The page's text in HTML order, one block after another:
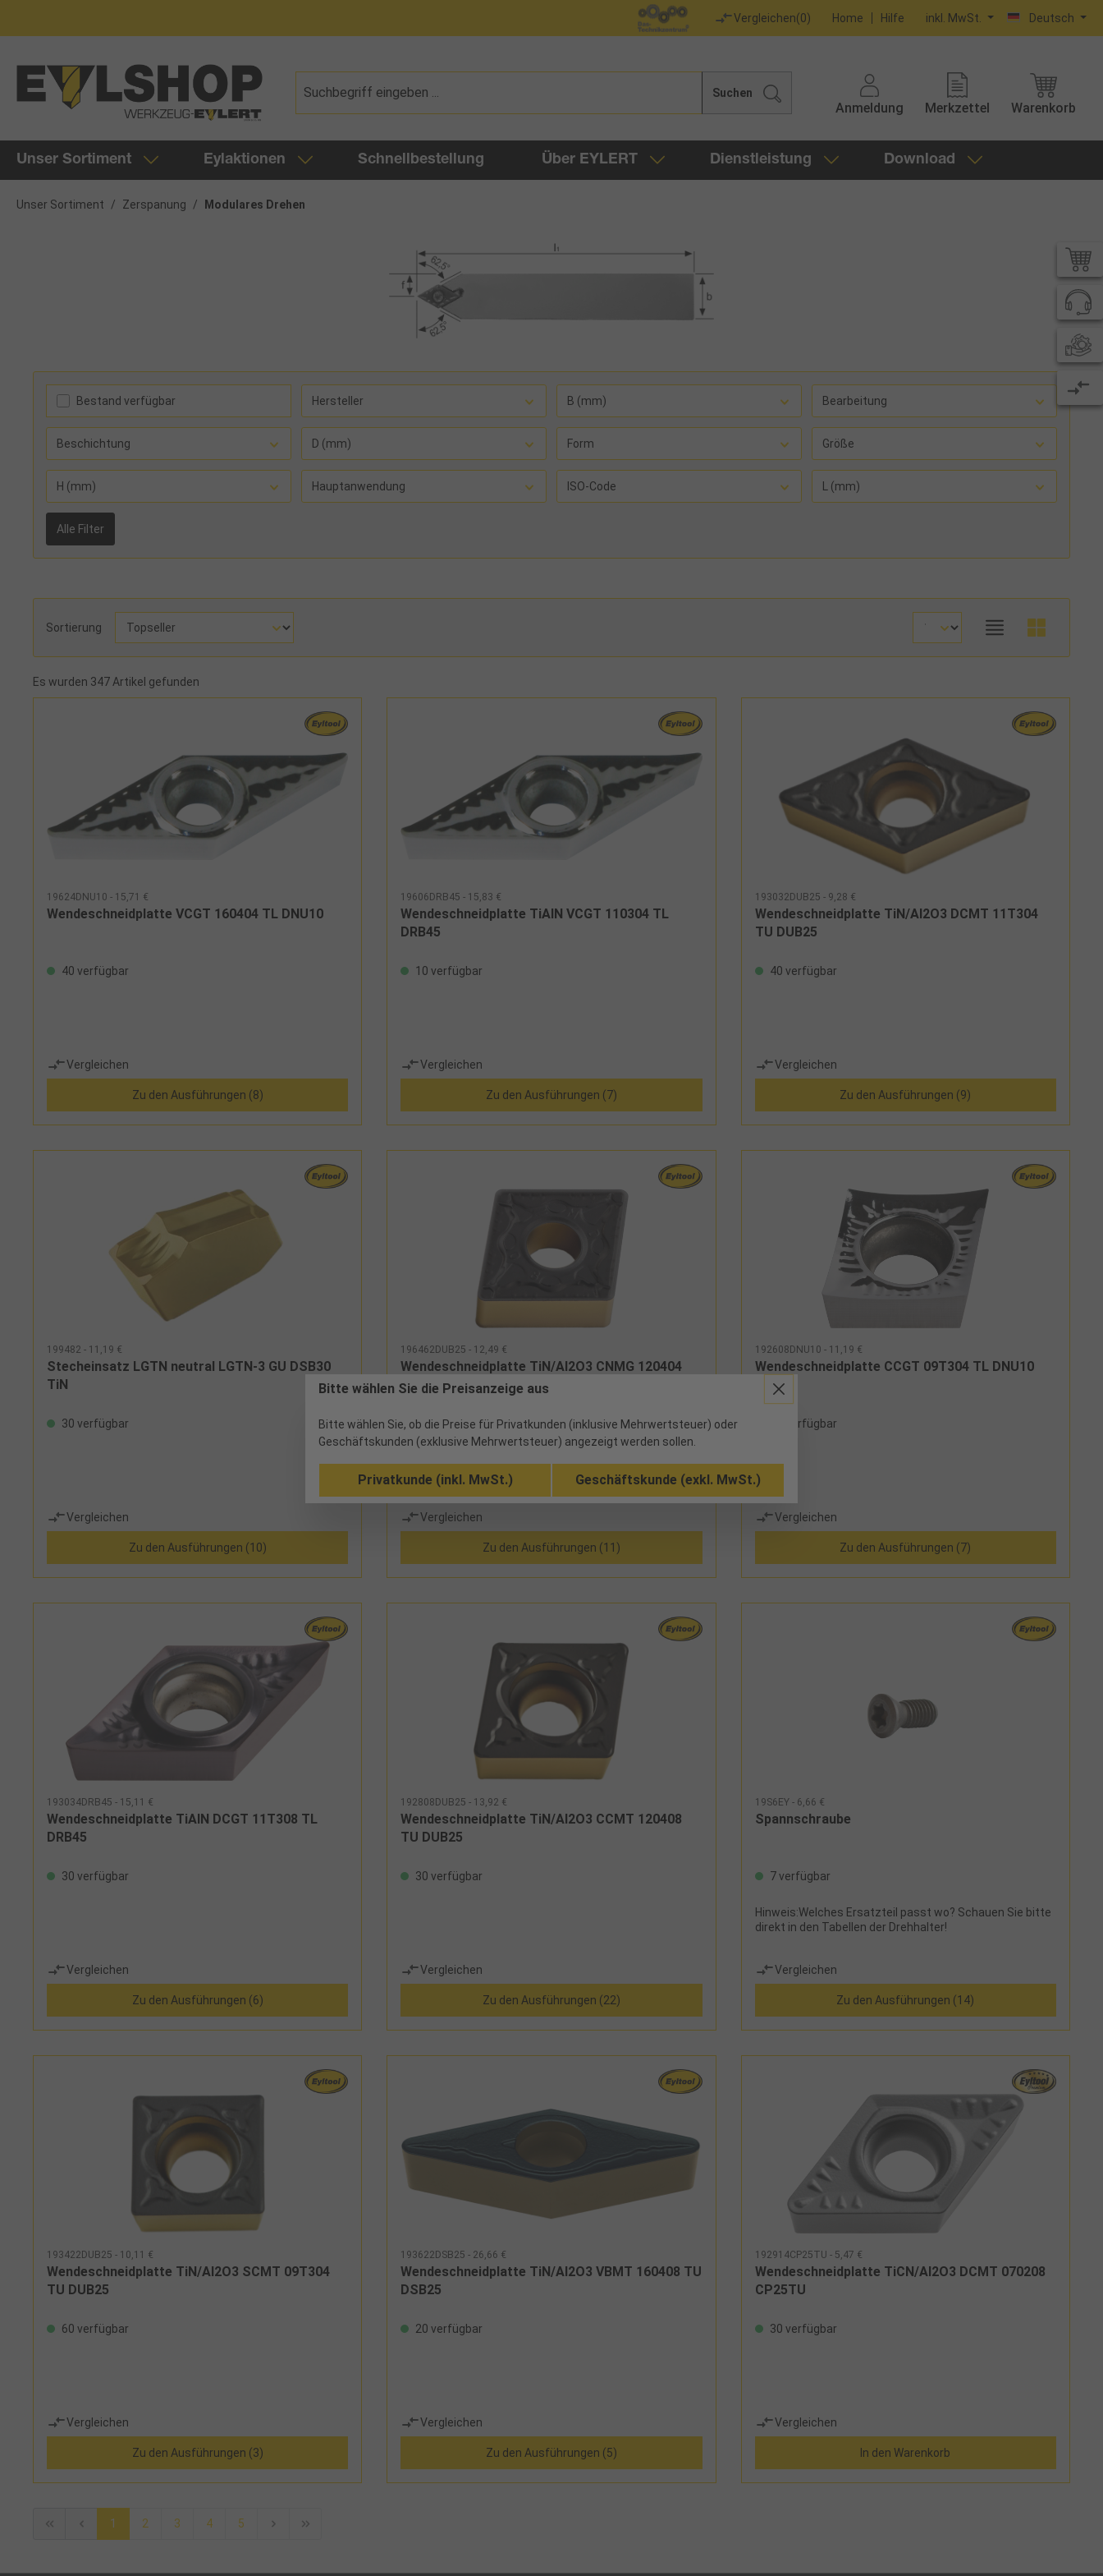
Vergleichen(0) Home Hilfe inkl. MwSt. Deutsch
Suchen
Anmeldung Merkzettel Warenkorb
Unser Sortiment Eylaktionen Schnellbestellung Über EYLERT Dienstleistung Download
Unser Sortiment / Zerspanung / Modulares Drehen
Bestand verfügbar Hersteller B (mm) Bearbeitung
Beschichtung D (mm) Form Größe
H (mm) Hauptanwendung ISO-Code L (mm)
Alle Filter
Sortierung
Es wurden 347 Artikel gefunden
19624DNU10 - 15,71 €
Wendeschneidplatte VCGT 160404 TL DNU10
40 verfügbar
Vergleichen
Zu den Ausführungen (8)
19606DRB45 - 15,83 €
Wendeschneidplatte TiAlN VCGT 110304 TL
DRB45
10 verfügbar
Vergleichen
Zu den Ausführungen (7)
193032DUB25 - 9,28 €
Wendeschneidplatte TiN/Al2O3 DCMT 11T304
TU DUB25
40 verfügbar
Vergleichen
Zu den Ausführungen (9)
199482 - 11,19 €
Stecheinsatz LGTN neutral LGTN-3 GU DSB30
TiN
30 verfügbar
Vergleichen
Zu den Ausführungen (10)
196462DUB25 - 12,49 €
Wendeschneidplatte TiN/Al2O3 CNMG 120404
TU DUB25
60 verfügbar
Vergleichen
Zu den Ausführungen (11)
192608DNU10 - 11,19 €
Wendeschneidplatte CCGT 09T304 TL DNU10
30 verfügbar
Vergleichen
Zu den Ausführungen (7)
193034DRB45 - 15,11 €
Wendeschneidplatte TiAlN DCGT 11T308 TL
DRB45
30 verfügbar
Vergleichen
Zu den Ausführungen (6)
192808DUB25 - 13,92 €
Wendeschneidplatte TiN/Al2O3 CCMT 120408
TU DUB25
30 verfügbar
Vergleichen
Zu den Ausführungen (22)
19S6EY - 6,66 €
Spannschraube
7 verfügbar
Hinweis:Welches Ersatzteil passt wo? Schauen Sie bitte
direkt in den Tabellen der Drehhalter!
Vergleichen
Zu den Ausführungen (14)
193422DUB25 - 10,11 €
Wendeschneidplatte TiN/Al2O3 SCMT 09T304
TU DUB25
60 verfügbar
Vergleichen
Zu den Ausführungen (3)
193622DSB25 - 26,66 €
Wendeschneidplatte TiN/Al2O3 VBMT 160408 TU
DSB25
20 verfügbar
Vergleichen
Zu den Ausführungen (5)
192914CP25TU - 5,47 €
Wendeschneidplatte TiCN/Al2O3 DCMT 070208
CP25TU
30 verfügbar
Vergleichen
In den Warenkorb
1 2 3 4 5
Bitte wählen Sie die Preisanzeige aus
Bitte wählen Sie, ob die Preise für Privatkunden (inklusive Mehrwertsteuer) oder
Geschäftskunden (exklusive Mehrwertsteuer) angezeigt werden sollen.
Privatkunde (inkl. MwSt.) Geschäftskunde (exkl. MwSt.)